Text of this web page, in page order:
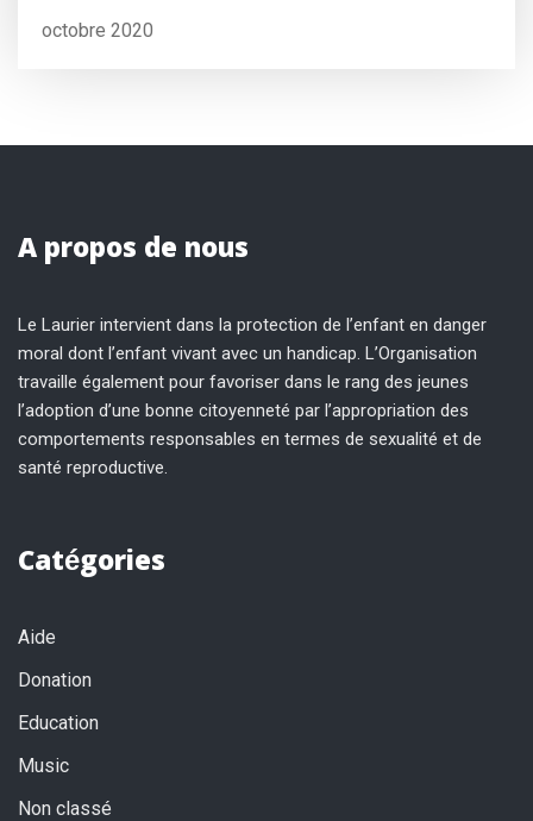
octobre 2020
A propos de nous
Le Laurier intervient dans la protection de l’enfant en danger
moral dont l’enfant vivant avec un handicap. L’Organisation
travaille également pour favoriser dans le rang des jeunes
l’adoption d’une bonne citoyenneté par l’appropriation des
comportements responsables en termes de sexualité et de
santé reproductive.
Catégories
Aide
Donation
Education
Music
Non classé